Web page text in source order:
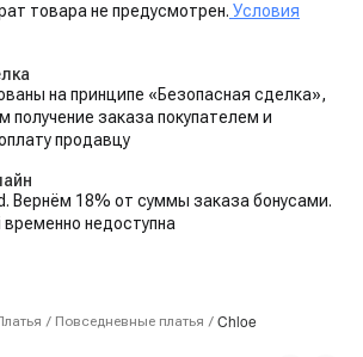
товара не предусмотрен. Условия
на принципе «Безопасная сделка»,
заказа покупателем и
продавцу
Вернём 18% от суммы заказа бонусами.
недоступна
/ Повседневные платья / Chloe